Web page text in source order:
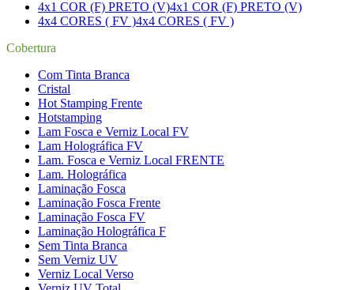
4x1 COR (F) PRETO (V)4x1 COR (F) PRETO (V)
4x4 CORES ( FV )4x4 CORES ( FV )
Cobertura
Com Tinta Branca
Cristal
Hot Stamping Frente
Hotstamping
Lam Fosca e Verniz Local FV
Lam Holográfica FV
Lam. Fosca e Verniz Local FRENTE
Lam. Holográfica
Laminação Fosca
Laminação Fosca Frente
Laminação Fosca FV
Laminação Holográfica F
Sem Tinta Branca
Sem Verniz UV
Verniz Local Verso